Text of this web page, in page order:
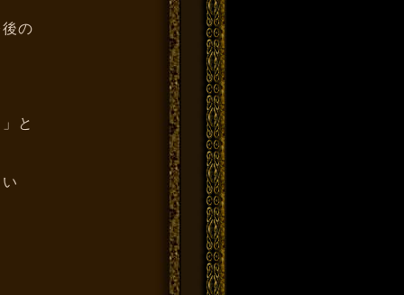
の
と